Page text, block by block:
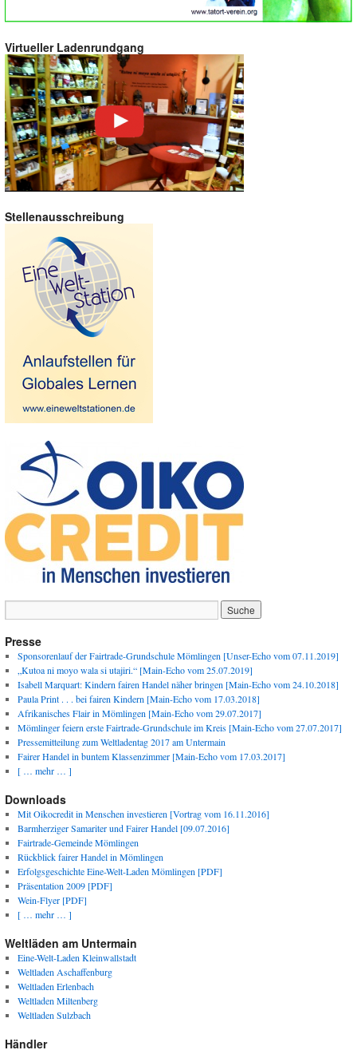
Virtueller Ladenrundgang
Stellenausschreibung
Presse
Sponsorenlauf der Fairtrade-Grundschule Mömlingen [Unser-Echo vom 07.11.2019]
„Kutoa ni moyo wala si utajiri.“ [Main-Echo vom 25.07.2019]
Isabell Marquart: Kindern fairen Handel näher bringen [Main-Echo vom 24.10.2018]
Paula Print . . . bei fairen Kindern [Main-Echo vom 17.03.2018]
Afrikanisches Flair in Mömlingen [Main-Echo vom 29.07.2017]
Mömlinger feiern erste Fairtrade-Grundschule im Kreis [Main-Echo vom 27.07.2017]
Pressemitteilung zum Weltladentag 2017 am Untermain
Fairer Handel in buntem Klassenzimmer [Main-Echo vom 17.03.2017]
[ … mehr … ]
Downloads
Mit Oikocredit in Menschen investieren [Vortrag vom 16.11.2016]
Barmherziger Samariter und Fairer Handel [09.07.2016]
Fairtrade-Gemeinde Mömlingen
Rückblick fairer Handel in Mömlingen
Erfolgsgeschichte Eine-Welt-Laden Mömlingen [PDF]
Präsentation 2009 [PDF]
Wein-Flyer [PDF]
[ … mehr … ]
Weltläden am Untermain
Eine-Welt-Laden Kleinwallstadt
Weltladen Aschaffenburg
Weltladen Erlenbach
Weltladen Miltenberg
Weltladen Sulzbach
Händler